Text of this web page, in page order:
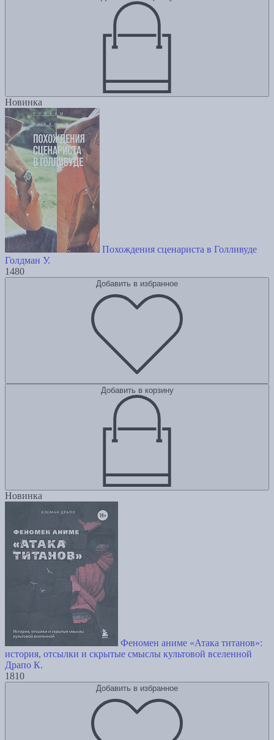
Новинка
Похождения сценариста в Голливуде
Голдман У.
1480
Добавить в избранное
Добавить в корзину
Новинка
Феномен аниме «Атака титанов»:
история, отсылки и скрытые смыслы культовой вселенной
Драпо К.
1810
Добавить в избранное